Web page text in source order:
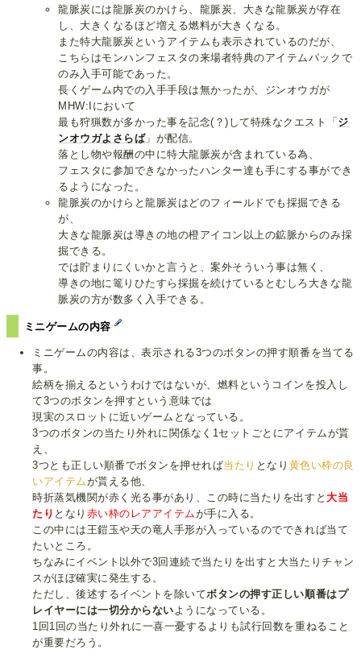
龍脈炭には龍脈炭のかけら、龍脈炭、大きな龍脈炭が存在
し、大きくなるほど増える燃料が大きくなる。
また特大龍脈炭というアイテムも表示されているのだが、
こちらはモンハンフェスタの来場者特典のアイテムパックで
のみ入手可能であった。
長くゲーム内での入手手段は無かったが、ジンオウガが
MHW:Iにおいて
最も狩猟数が多かった事を記念(？)して特殊なクエスト「 ジ
ンオウガよさらば」が配信。
落とし物や報酬の中に特大龍脈炭が含まれている為、
フェスタに参加できなかったハンター達も手にする事ができ
るようになった。
龍脈炭のかけらと龍脈炭はどのフィールドでも採掘できる
が、
大きな龍脈炭は導きの地の橙アイコン以上の鉱脈からのみ採
掘できる。
では貯まりにくいかと言うと、案外そういう事は無く、
導きの地に篭りひたすら採掘を続けているとむしろ大きな龍
脈炭の方が数多く入手できる。
ミニゲームの内容
ミニゲームの内容は、表示される3つのボタンの押す順番を当てる
事。
絵柄を揃えるというわけではないが、燃料というコインを投入し
て3つのボタンを押すという意味では
現実のスロットに近いゲームとなっている。
3つのボタンの当たり外れに関係なく1セットごとにアイテムが貰
え、
3つとも正しい順番でボタンを押せれば当たり となり 黄色い枠の良
いアイテムが貰える他、
時折蒸気機関が赤く光る事があり、この時に当たりを出すと大当
たり となり 赤い枠のレアアイテムが手に入る。
この中には王鎧玉や天の竜人手形が入っているのでできれば当て
たいところ。
ちなみにイベント以外で3回連続で当たりを出すと大当たりチャン
スがほぼ確実に発生する。
ただし、後述するイベントを除いてボタンの押す正しい順番はプ
レイヤーには一切分からない ようになっている。
1回1回の当たり外れに一喜一憂するよりも試行回数を重ねること
が重要だろう。